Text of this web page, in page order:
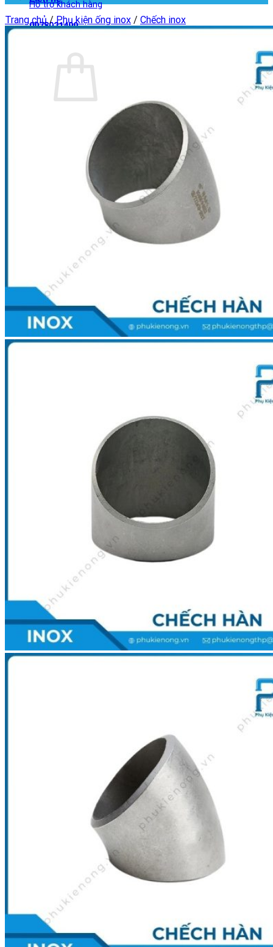
Hỗ trợ khách hàng
0978021499
Chưa có sản phẩm trong giỏ hàng.
Quay trở lại cửa hàng
Trang chủ / Phụ kiện ống inox / Chếch inox